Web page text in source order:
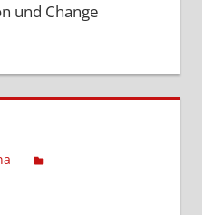
und Change